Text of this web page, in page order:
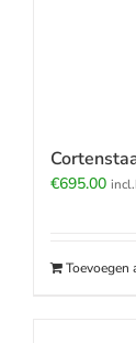
€695.00
Toevoegen